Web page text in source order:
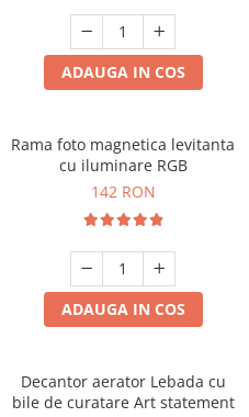
Cadouri pentru Sefi
Cel ce are tot
ADAUGA IN COS
Rama foto magnetica levitanta
cu iluminare RGB
142 RON
ADAUGA IN COS
Decantor aerator Lebada cu
bile de curatare Art statement